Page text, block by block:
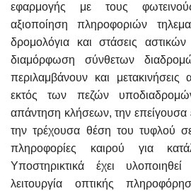
εφαρμογής με τους
αξιοποίηση πληροφοριών
δρομολόγια και στάσεις
διαμόρφωση σύνθετων
περιλαμβάνουν και μετακινήσεις
εκτός των πεζών
απάντηση κλήσεων, την επείγουσα
την τρέχουσα θέση του τυφλού
πληροφορίες καιρού για
Υποστηρικτικά έχει
λειτουργία οπτικής